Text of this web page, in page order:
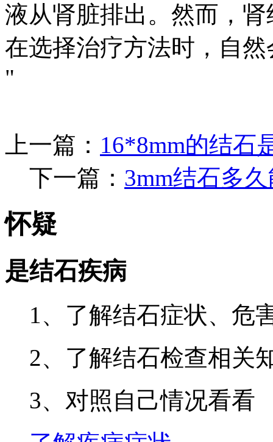
液从肾脏排出。然而，
在选择治疗方法时，自
"
上一篇： 16*8mm的结石
下一篇： 3mm结石多
怀疑
是结石疾病
1、了解结石症状、危
2、了解结石检查相关
3、对照自己情况看看